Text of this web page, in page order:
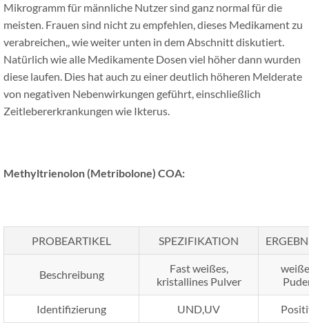
Mikrogramm für männliche Nutzer sind ganz normal für die
meisten. Frauen sind nicht zu empfehlen, dieses Medikament zu
verabreichen,, wie weiter unten in dem Abschnitt diskutiert.
Natürlich wie alle Medikamente Dosen viel höher dann wurden
diese laufen. Dies hat auch zu einer deutlich höheren Melderate
von negativen Nebenwirkungen geführt, einschließlich
Zeitlebererkrankungen wie Ikterus.
Methyltrienolon (Metribolone) COA:
PROBEARTIKEL SPEZIFIKATION
Beschreibung
Fast weißes,
kristallines Pulver
Identifizierung UND,UV